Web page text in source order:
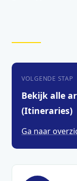
VOLGENDE STAP
Bekijk alle
(Itineraries)
Ga naar